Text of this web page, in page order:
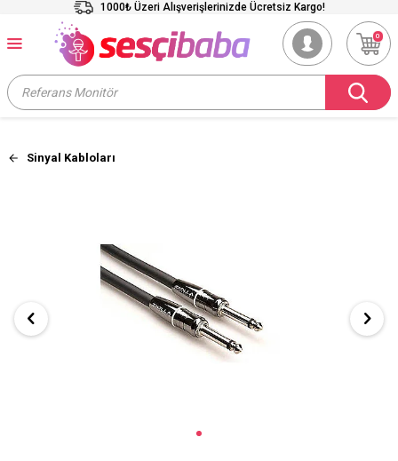
1000₺ Üzeri Alışverişlerinizde Ücretsiz Kargo!
0
Sinyal Kabloları